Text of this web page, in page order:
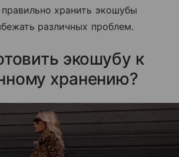
хранить экошубы
различных проблем.
экошубу к
хранению?